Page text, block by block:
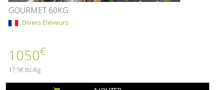
GOURMET 60KG
Divers Eleveurs
1050€
17,5€ ttc/kg